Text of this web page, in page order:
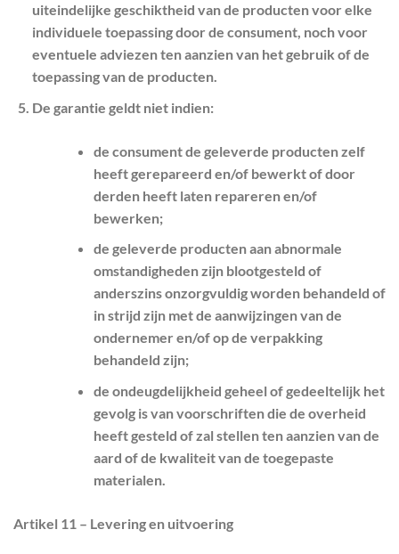
uiteindelijke geschiktheid van de producten voor elke
individuele toepassing door de consument, noch voor
eventuele adviezen ten aanzien van het gebruik of de
toepassing van de producten.
De garantie geldt niet indien:
de consument de geleverde producten zelf
heeft gerepareerd en/of bewerkt of door
derden heeft laten repareren en/of
bewerken;
de geleverde producten aan abnormale
omstandigheden zijn blootgesteld of
anderszins onzorgvuldig worden behandeld of
in strijd zijn met de aanwijzingen van de
ondernemer en/of op de verpakking
behandeld zijn;
de ondeugdelijkheid geheel of gedeeltelijk het
gevolg is van voorschriften die de overheid
heeft gesteld of zal stellen ten aanzien van de
aard of de kwaliteit van de toegepaste
materialen.
Artikel 11 – Levering en uitvoering